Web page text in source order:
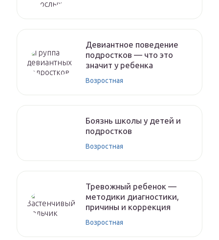
Девиантное поведение
подростков — что это
значит у ребенка
Возростная
Боязнь школы у детей и
подростков
Возростная
Тревожный ребенок —
методики диагностики,
причины и коррекция
Возростная